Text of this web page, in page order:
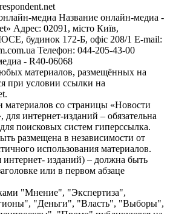
медиа Название онлайн-медиа -
Адрес: 02091, місто Київ,
будинок 172-Б, офіс 208/1 E-mail:
Телефон: 044-205-43-00
- R40-06068
материалов, размещённых на
при условии ссылки на
со страницы «Новости
интернет-изданий – обязательна
поисковых систем гиперссылка.
размещена в независимости от
использования материалов.
интернет- изданий) – должна быть
или в первом абзаце
"Мнение", "Экспертиза",
"Деньги", "Власть", "Выборы",